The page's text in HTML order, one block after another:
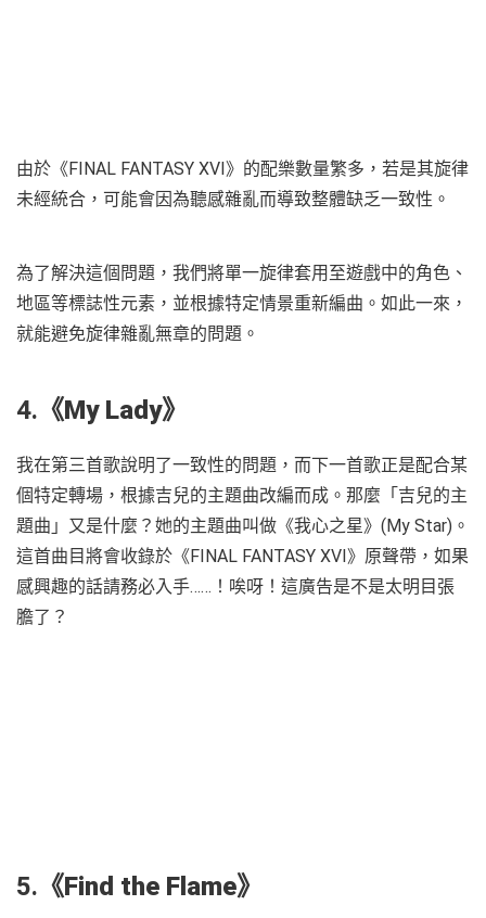
由於《FINAL FANTASY XVI》的配樂數量繁多，若是其旋律
未經統合，可能會因為聽感雜亂而導致整體缺乏一致性。
為了解決這個問題，我們將單一旋律套用至遊戲中的角色、
地區等標誌性元素，並根據特定情景重新編曲。如此一來，
就能避免旋律雜亂無章的問題。
4. 《My Lady》
我在第三首歌說明了一致性的問題，而下一首歌正是配合某
個特定轉場，根據吉兒的主題曲改編而成。那麼「吉兒的主
題曲」又是什麼？她的主題曲叫做《我心之星》(My Star)。
這首曲目將會收錄於《FINAL FANTASY XVI》原聲帶，如果
感興趣的話請務必入手……！唉呀！這廣告是不是太明目張
膽了？
5. 《Find the Flame》